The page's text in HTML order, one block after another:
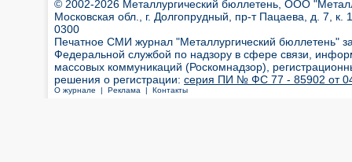
© 2002-2026 Металлургический бюллетень, ООО
Московская обл., г. Долгопрудный, пр-т Пацаева, д. 7,
0300
Печатное СМИ журнал "Металлургический бюллетень"
Федеральной службой по надзору в сфере связи,
массовых коммуникаций (Роскомнадзор),
решения о регистрации: серия ПИ № ФС 77 - 85902 от 04
О журнале | Реклама | Контакты